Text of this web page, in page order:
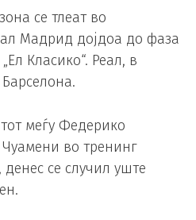
се тлеат во
Мадрид дојдоа до фаза
Класико“. Реал, в
меѓу Федерико
во тренинг
се случил уште